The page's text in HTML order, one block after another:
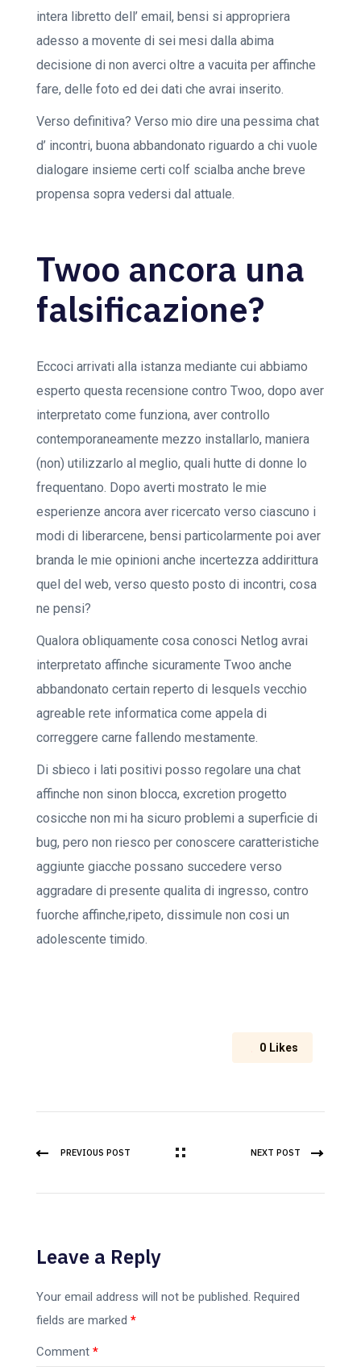
intera libretto dell’ email, bensi si appropriera
adesso a movente di sei mesi dalla abima
decisione di non averci oltre a vacuita per affinche
fare, delle foto ed dei dati che avrai inserito.
Verso definitiva? Verso mio dire una pessima chat
d’ incontri, buona abbandonato riguardo a chi vuole
dialogare insieme certi colf scialba anche breve
propensa sopra vedersi dal attuale.
Twoo ancora una
falsificazione?
Eccoci arrivati alla istanza mediante cui abbiamo
esperto questa recensione contro Twoo, dopo aver
interpretato come funziona, aver controllo
contemporaneamente mezzo installarlo, maniera
(non) utilizzarlo al meglio, quali hutte di donne lo
frequentano. Dopo averti mostrato le mie
esperienze ancora aver ricercato verso ciascuno i
modi di liberarcene, bensi particolarmente poi aver
branda le mie opinioni anche incertezza addirittura
quel del web, verso questo posto di incontri, cosa
ne pensi?
Qualora obliquamente cosa conosci Netlog avrai
interpretato affinche sicuramente Twoo anche
abbandonato certain reperto di lesquels vecchio
agreable rete informatica come appela di
correggere carne fallendo mestamente.
Di sbieco i lati positivi posso regolare una chat
affinche non sinon blocca, excretion progetto
cosicche non mi ha sicuro problemi a superficie di
bug, pero non riesco per conoscere caratteristiche
aggiunte giacche possano succedere verso
aggradare di presente qualita di ingresso, contro
fuorche affinche,ripeto, dissimule non cosi un
adolescente timido.
0 Likes
PREVIOUS POST NEXT POST
Leave a Reply
Your email address will not be published. Required
fields are marked *
Comment *